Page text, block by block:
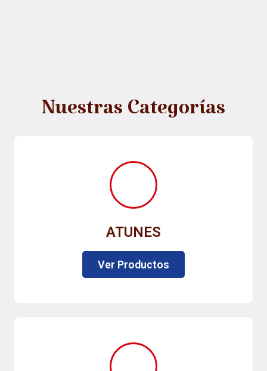
Nuestras Categorías
ATUNES
Ver Productos